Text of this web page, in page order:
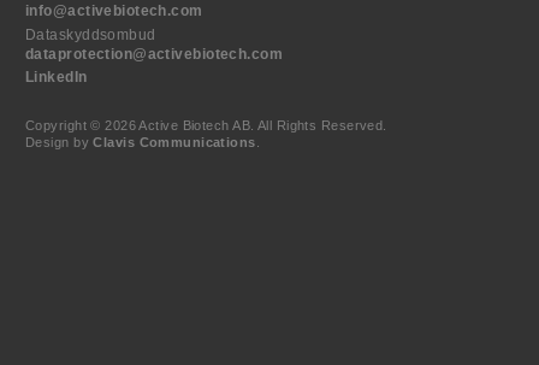
info@activebiotech.com
Dataskyddsombud
dataprotection@activebiotech.com
LinkedIn
Copyright © 2026 Active Biotech AB. All Rights Reserved.
Design byClavis Communications